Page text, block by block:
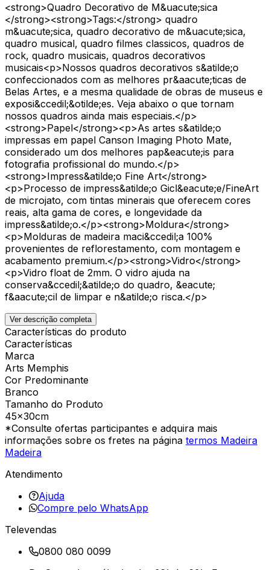
<strong>Quadro Decorativo de M&uacute;sica
</strong><strong>Tags:</strong> quadro
m&uacute;sica, quadro decorativo de m&uacute;sica,
quadro musical, quadro filmes classicos, quadros de
rock, quadro musicais, quadros decorativos
musicais<p>Nossos quadros decorativos s&atilde;o
confeccionados com as melhores pr&aacute;ticas de
Belas Artes, e a mesma qualidade de obras de museus e
exposi&ccedil;&otilde;es. Veja abaixo o que tornam
nossos quadros ainda mais especiais.</p>
<strong>Papel</strong><p>As artes s&atilde;o
impressas em papel Canson Imaging Photo Mate,
considerado um dos melhores pap&eacute;is para
fotografia profissional do mundo.</p>
<strong>Impress&atilde;o Fine Art</strong>
<p>Processo de impress&atilde;o Gicl&eacute;e/FineArt
de microjato, com tintas minerais que oferecem cores
reais, alta gama de cores, e longevidade da
impress&atilde;o.</p><strong>Moldura</strong>
<p>Molduras de madeira maci&ccedil;a 100%
provenientes de reflorestamento, com montagem e
acabamento premium.</p><strong>Vidro</strong>
<p>Vidro float de 2mm. O vidro ajuda na
conserva&ccedil;&atilde;o do quadro, &eacute;
f&aacute;cil de limpar e n&atilde;o risca.</p>
Ver descrição completa
Características do produto
Características
Marca
Arts Memphis
Cor Predominante
Branco
Tamanho do Produto
45x30cm
*Consulte ofertas participantes e adquira mais
informações sobre os fretes na página termos Madeira
Madeira
Atendimento
Ajuda
Compre pelo WhatsApp
Televendas
0800 080 0099